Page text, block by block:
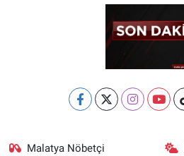
Malatya Nöbetçi